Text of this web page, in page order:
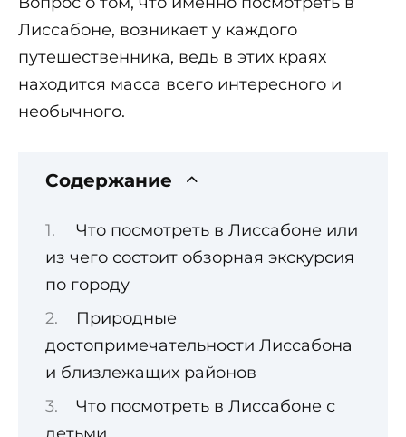
Лиссабоне, возникает у каждого
путешественника, ведь в этих краях
находится масса всего интересного и
необычного.
Содержание
Что посмотреть в Лиссабоне или
из чего состоит обзорная экскурсия
по городу
Природные
достопримечательности Лиссабона
и близлежащих районов
Что посмотреть в Лиссабоне с